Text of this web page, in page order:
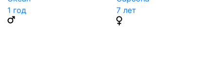
1 год
7 лет